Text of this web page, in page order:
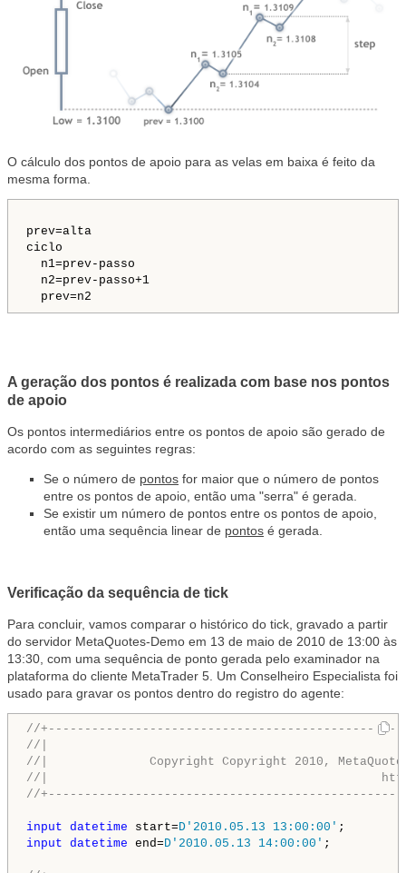
O cálculo dos pontos de apoio para as velas em baixa é feito da
mesma forma.
prev=alta
ciclo
n1=prev-passo
n2=prev-passo+1
prev=n2
A geração dos pontos é realizada com base nos pontos
de apoio
Os pontos intermediários entre os pontos de apoio são gerado de
acordo com as seguintes regras:
Se o número de pontos for maior que o número de pontos
entre os pontos de apoio, então uma "serra" é gerada.
Se existir um número de pontos entre os pontos de apoio,
então uma sequência linear de pontos é gerada.
Verificação da sequência de tick
Para concluir, vamos comparar o histórico do tick, gravado a partir
do servidor MetaQuotes-Demo em 13 de maio de 2010 de 13:00 às
13:30, com uma sequência de ponto gerada pelo examinador na
plataforma do cliente MetaTrader 5. Um Conselheiro Especialista foi
usado para gravar os pontos dentro do registro do agente:
//
//|
//|              Copyright Copyright 2010,
//|
//
input datetime start= D'2010.05.13 13:00:00'
input datetime end= D'2010.05.13 14:00:00' ;